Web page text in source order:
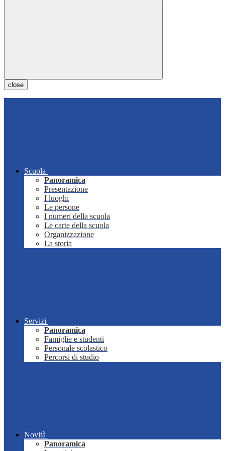
close
Scuola
Panoramica
Presentazione
I luoghi
Le persone
I numeri della scuola
Le carte della scuola
Organizzazione
La storia
Servizi
Panoramica
Famiglie e studenti
Personale scolastico
Percorsi di studio
Novità
Panoramica